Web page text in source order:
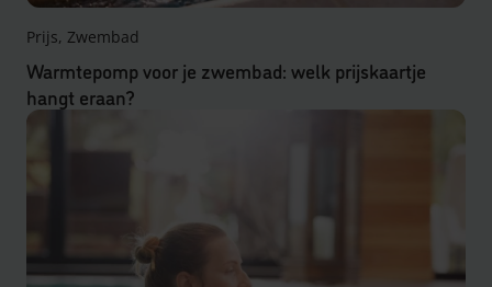
Prijs, Zwembad
Warmtepomp voor je zwembad: welk prijskaartje
hangt eraan?